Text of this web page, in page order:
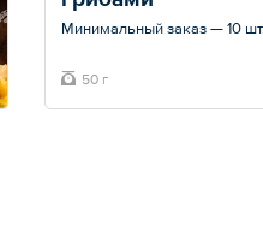
Минимальный заказ — 10 шт.
50 г